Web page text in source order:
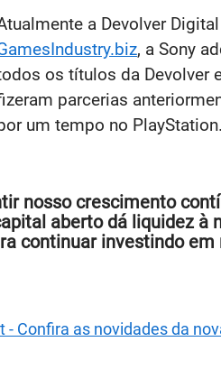
a Devolver
, a Sony
os títulos da Devolver
parcerias
um tempo no
nosso crescimento
aberto dá liquidez
continuar investindo
- Confira as novidades da